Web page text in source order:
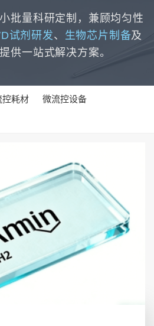
批量科研定制，兼顾均匀性
试剂研发、 生物芯片制备及
提供一站式解决方案。
控耗材 微流控设备